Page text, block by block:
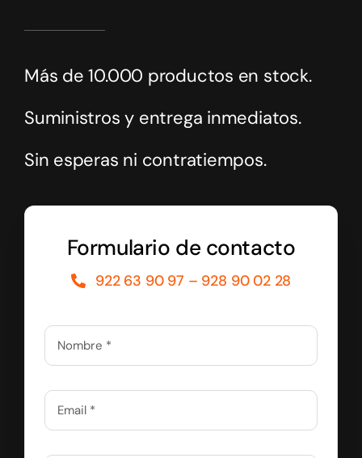
Más de 10.000 productos en stock.
Suministros y entrega inmediatos.
Sin esperas ni contratiempos.
Formulario de contacto
922 63 90 97 – 928 90 02 28